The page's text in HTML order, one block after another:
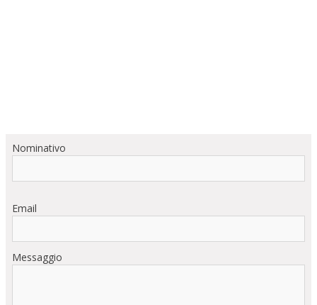
Nominativo
Email
Messaggio